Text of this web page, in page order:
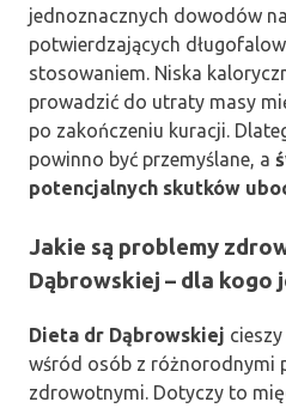
jednoznacznych dowodów
potwierdzających
stosowaniem. Niska
prowadzić do utraty masy
po zakończeniu kuracji.
powinno być przemyślane, a
potencjalnych skutków
Jakie są problemy
Dąbrowskiej – dla kogo
Dieta dr Dąbrowskiej
wśród osób z różnorodnymi
zdrowotnymi. Dotyczy to